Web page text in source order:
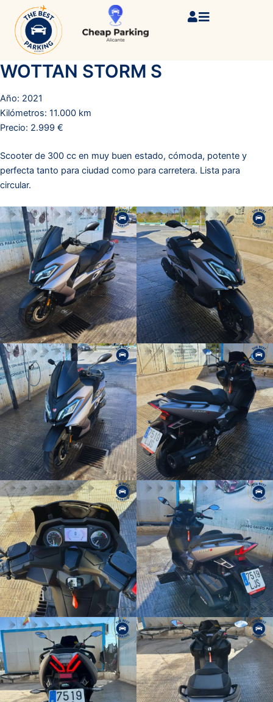
contenido
WOTTAN STORM S
Año: 2021
Kilómetros: 11.000 km
Precio: 2.999 €
Scooter de 300 cc en muy buen estado, cómoda, potente y
perfecta tanto para ciudad como para carretera. Lista para
circular.